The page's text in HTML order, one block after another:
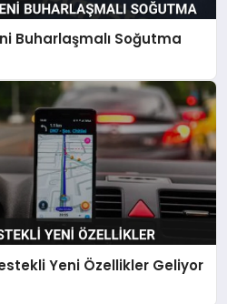
Buharlaşmalı Soğutma
Yeni Özellikler Geliyor